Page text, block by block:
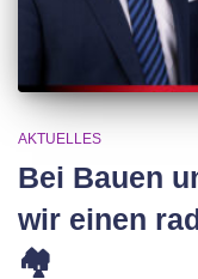
AKTUELLES
Bei Bauen
wir einen
🏘